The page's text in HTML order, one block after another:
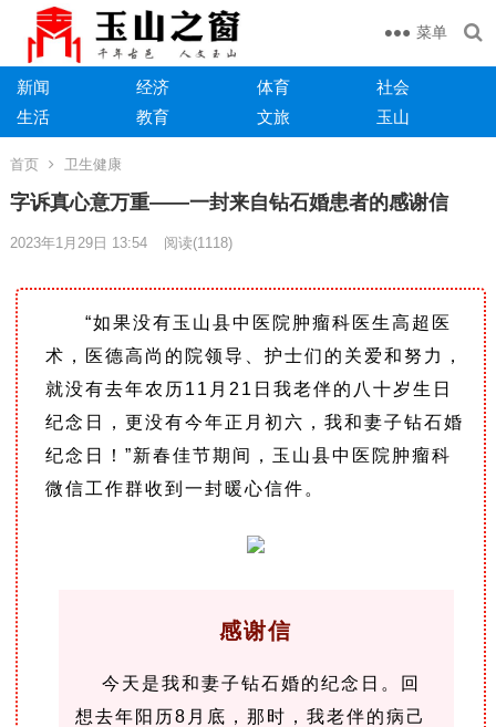
菜单
新闻 经济 体育
社会
生活
教育 文旅 玉山
首页 卫生健康
字诉真心意万重——一封来自钻石婚患者的感谢信
2023年1月29日 13:54 阅读(1118)
“如果没有玉山县中医院肿瘤科医生高超医
术，医德高尚的院领导、护士们的关爱和努力，
就没有去年农历11月21日我老伴的八十岁生日
纪念日，更没有今年正月初六，我和妻子钻石婚
纪念日！”新春佳节期间，玉山县中医院肿瘤科
微信工作群收到一封暖心信件。
感谢信
今天是我和妻子钻石婚的纪念日。回
想去年阳历8月底，那时，我老伴的病己